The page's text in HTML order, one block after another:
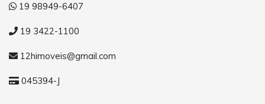
19 98949-6407
19 3422-1100
12himoveis@gmail.com
045394-J